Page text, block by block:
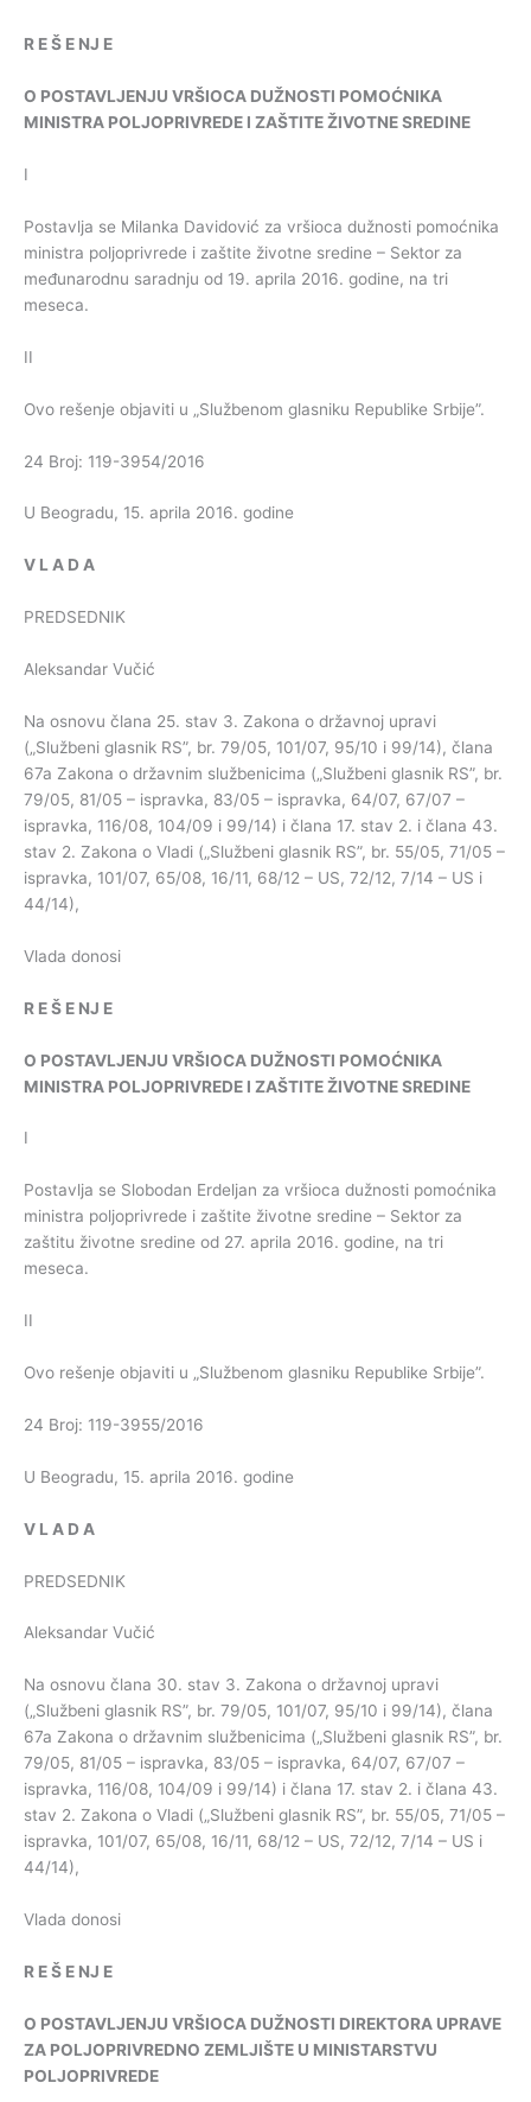
R EŠ E NJ E
O POSTAVLJENJU VRŠIOCA DUŽNOSTI POMOĆNIKA
MINISTRA POLJOPRIVREDE I ZAŠTITEŽIVOTNESREDINE
I
Postavlja se Milanka Davidović za vršioca dužnosti pomoćnika
ministra poljoprivrede i zaštite životne sredine – Sektor za
međunarodnu saradnju od 19. aprila 2016. godine, na tri
meseca.
II
Ovo rešenje objaviti u „Službenom glasniku Republike Srbije”.
24 Broj: 119-3954/2016
U Beogradu, 15. aprila 2016. godine
V LA D A
PREDSEDNIK
Aleksandar Vučić
Na osnovu člana 25. stav 3. Zakona o državnoj upravi
(„Službeni glasnik RS”, br. 79/05, 101/07, 95/10 i 99/14), člana
67a Zakona o državnim službenicima („Službeni glasnik RS”, br.
79/05, 81/05 – ispravka, 83/05 – ispravka, 64/07, 67/07 –
ispravka, 116/08, 104/09 i 99/14) i člana 17. stav 2. i člana 43.
stav 2. Zakona o Vladi („Službeni glasnik RS”, br. 55/05, 71/05 –
ispravka, 101/07, 65/08, 16/11, 68/12 – US, 72/12, 7/14 – US i
44/14),
Vlada donosi
R EŠ E NJ E
O POSTAVLJENJU VRŠIOCA DUŽNOSTI POMOĆNIKA
MINISTRA POLJOPRIVREDE I ZAŠTITEŽIVOTNESREDINE
I
Postavlja se Slobodan Erdeljan za vršioca dužnosti pomoćnika
ministra poljoprivrede i zaštite životne sredine – Sektor za
zaštitu životne sredine od 27. aprila 2016. godine, na tri
meseca.
II
Ovo rešenje objaviti u „Službenom glasniku Republike Srbije”.
24 Broj: 119-3955/2016
U Beogradu, 15. aprila 2016. godine
V L A D A
PREDSEDNIK
Aleksandar Vučić
Na osnovu člana 30. stav 3. Zakona o državnoj upravi
(„Službeni glasnik RS”, br. 79/05, 101/07, 95/10 i 99/14), člana
67a Zakona o državnim službenicima („Službeni glasnik RS”, br.
79/05, 81/05 – ispravka, 83/05 – ispravka, 64/07, 67/07 –
ispravka, 116/08, 104/09 i 99/14) i člana 17. stav 2. i člana 43.
stav 2. Zakona o Vladi („Službeni glasnik RS”, br. 55/05, 71/05 –
ispravka, 101/07, 65/08, 16/11, 68/12 – US, 72/12, 7/14 – US i
44/14),
Vlada donosi
R EŠ E NJ E
O POSTAVLJENJU VRŠIOCA DUŽNOSTI DIREKTORA UPRAVE
ZA POLJOPRIVREDNO ZEMLJIŠTE U MINISTARSTVU
POLJOPRIVREDE